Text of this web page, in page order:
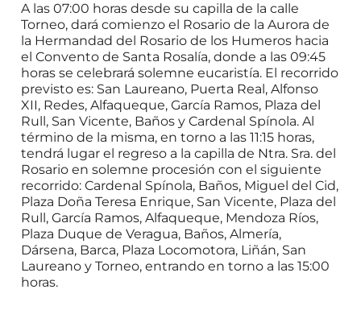
A las 07:00 horas desde su capilla de la calle
Torneo, dará comienzo el Rosario de la Aurora de
la Hermandad del Rosario de los Humeros hacia
el Convento de Santa Rosalía, donde a las 09:45
horas se celebrará solemne eucaristía. El recorrido
previsto es: San Laureano, Puerta Real, Alfonso
XII, Redes, Alfaqueque, García Ramos, Plaza del
Rull, San Vicente, Baños y Cardenal Spínola. Al
término de la misma, en torno a las 11:15 horas,
tendrá lugar el regreso a la capilla de Ntra. Sra. del
Rosario en solemne procesión con el siguiente
recorrido: Cardenal Spínola, Baños, Miguel del Cid,
Plaza Doña Teresa Enrique, San Vicente, Plaza del
Rull, García Ramos, Alfaqueque, Mendoza Ríos,
Plaza Duque de Veragua, Baños, Almería,
Dársena, Barca, Plaza Locomotora, Liñán, San
Laureano y Torneo, entrando en torno a las 15:00
horas.